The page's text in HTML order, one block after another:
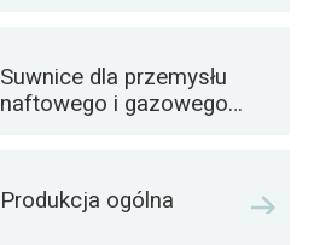
Suwnice dla przemysłu
naftowego i gazowego:
Produkcja ogólna